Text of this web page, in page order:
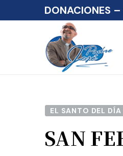
DONACIONES
EL SANTO DEL DÍA
SAN